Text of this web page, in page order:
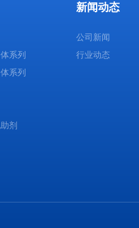
系列
系列
剂
新闻动态
公司新闻
行业动态